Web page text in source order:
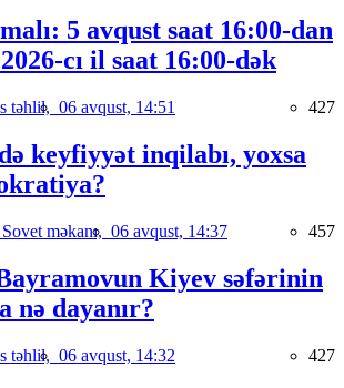
5 avqust saat 16:00-dan
cı il saat 16:00-dək
təhlil, 06 avqust, 14:51 427
keyfiyyət inqilabı, yoxsa
məkanı, 06 avqust, 14:37 457
Kiyev səfərinin
nə dayanır?
təhlil, 06 avqust, 14:32 427